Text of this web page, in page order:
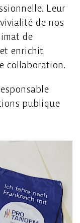
Leur
de nos
de
enrichit
collaboration.
publique